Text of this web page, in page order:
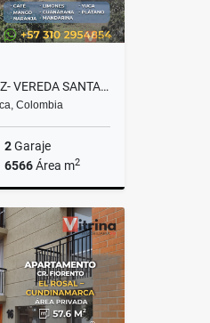
FINCA EN ARBELÁEZ- VEREDA SANTA ROSA
Colombia
2Garaje
6566Área m2
Venta
$500.000.000